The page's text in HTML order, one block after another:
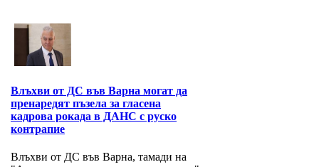
Влъхви от ДС във Варна могат да
пренаредят пъзела за гласена
кадрова рокада в ДАНС с руско
контрапие
Влъхви от ДС във Варна, тамади на